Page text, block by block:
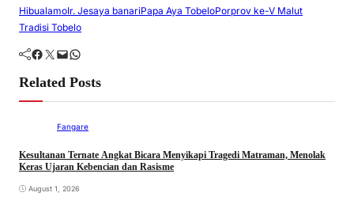
HibualamoIr. Jesaya banariPapa Aya TobeloPorprov ke-V Malut
Tradisi Tobelo
Facebook Twitter Mail
WhatsApp
Related Posts
Fangare
Kesultanan Ternate Angkat Bicara Menyikapi Tragedi Matraman, Menolak
Keras Ujaran Kebencian dan Rasisme
August 1, 2026